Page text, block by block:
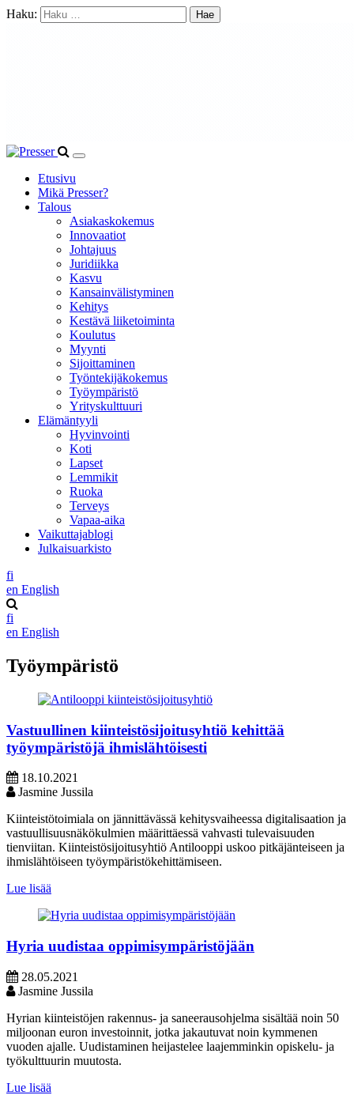
Haku:
Etusivu
Mikä Presser?
Talous
Asiakaskokemus
Innovaatiot
Johtajuus
Juridiikka
Kasvu
Kansainvälistyminen
Kehitys
Kestävä liiketoiminta
Koulutus
Myynti
Sijoittaminen
Työntekijäkokemus
Työympäristö
Yrityskulttuuri
Elämäntyyli
Hyvinvointi
Koti
Lapset
Lemmikit
Ruoka
Terveys
Vapaa-aika
Vaikuttajablogi
Julkaisuarkisto
fi
en English
fi
en English
Työympäristö
Vastuullinen kiinteistösijoitusyhtiö kehittää
työympäristöjä ihmislähtöisesti
18.10.2021
Jasmine Jussila
Kiinteistötoimiala on jännittävässä kehitysvaiheessa digitalisaation ja
vastuullisuusnäkökulmien määrittäessä vahvasti tulevaisuuden
tienviitan. Kiinteistösijoitusyhtiö Antilooppi uskoo pitkäjänteiseen ja
ihmislähtöiseen työympäristökehittämiseen.
Lue lisää
Hyria uudistaa oppimisympäristöjään
28.05.2021
Jasmine Jussila
Hyrian kiinteistöjen rakennus- ja saneerausohjelma sisältää noin 50
miljoonan euron investoinnit, jotka jakautuvat noin kymmenen
vuoden ajalle. Uudistaminen heijastelee laajemminkin opiskelu- ja
työkulttuurin muutosta.
Lue lisää